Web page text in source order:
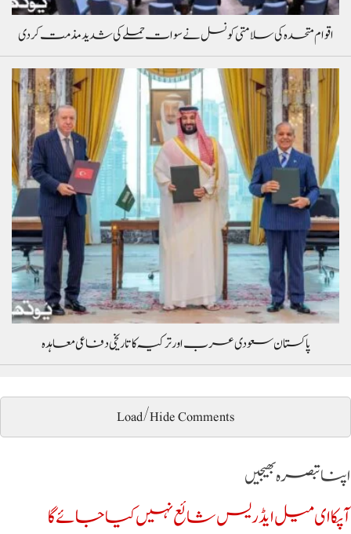
اقوام متحدہ کی سلامتی کونسل نے سوات حملے کی شدید مذمت کردی
پاکستان سعودی عرب اور ترکیہ کا تاریخی دفاعی معاہدہ
Load/Hide Comments
اپنا تبصرہ بھیجیں
آپکا ای میل ایڈریس شائع نہیں کیا جائے گا